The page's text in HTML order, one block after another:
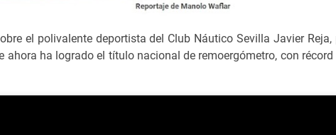
el polivalente deportista del Club Náutico Sevilla Javier
ahora ha logrado el título nacional de remoergómetro, con